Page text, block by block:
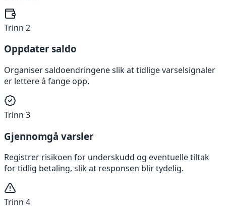
Trinn 2
Oppdater saldo
Organiser saldoendringene slik at tidlige varselsignaler
er lettere å fange opp.
Trinn 3
Gjennomgå varsler
Registrer risikoen for underskudd og eventuelle tiltak
for tidlig betaling, slik at responsen blir tydelig.
Trinn 4